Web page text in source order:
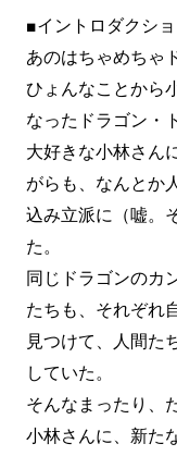
■イントロダクシ
あのはちゃめちゃ
ひょんなことから
なったドラゴン・
大好きな小林さん
がらも、なんとか
込み立派に（嘘。
た。
同じドラゴンのカ
たちも、それぞれ
見つけて、人間た
していた。
そんなまったり、
小林さんに、新た